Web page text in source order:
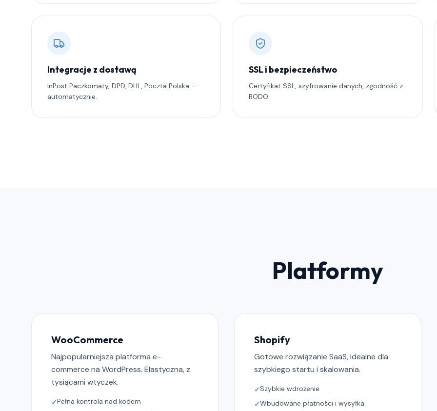
Integracje z dostawą
InPost Paczkomaty, DPD, DHL, Poczta Polska —
automatycznie.
SSL i bezpieczeństwo
Certyfikat SSL, szyfrowanie danych, zgodność z
RODO.
Platformy
WooCommerce
Najpopularniejsza platforma e-
commerce na WordPress. Elastyczna, z
tysiącami wtyczek.
✓Pełna kontrola nad kodem
Shopify
Gotowe rozwiązanie SaaS, idealne dla
szybkiego startu i skalowania.
✓Szybkie wdrożenie
✓Wbudowane płatności i wysyłka